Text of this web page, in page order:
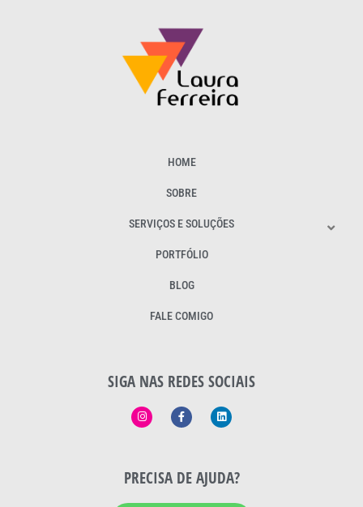
HOME
SOBRE
SERVIÇOS E SOLUÇÕES
PORTFÓLIO
BLOG
FALE COMIGO
SIGA NAS REDES SOCIAIS
PRECISA DE AJUDA?